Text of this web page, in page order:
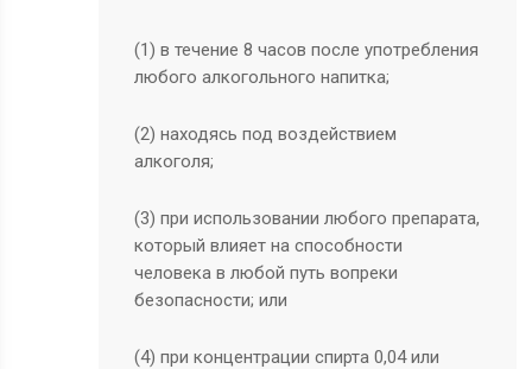
(1) в течение 8 часов после употребления
любого алкогольного напитка;
(2) находясь под воздействием
алкоголя;
(3) при использовании любого препарата,
который влияет на способности
человека в любой путь вопреки
безопасности; или
(4) при концентрации спирта 0,04 или